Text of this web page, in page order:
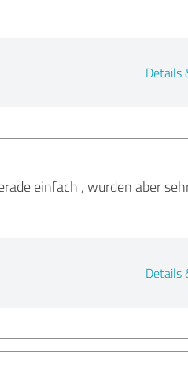
Details
einfach , wurden aber
Details